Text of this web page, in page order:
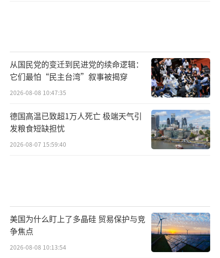
从国民党的变迁到民进党的续命逻辑：
它们最怕“民主台湾”叙事被揭穿
2026-08-08 10:47:35
德国高温已致超1万人死亡 极端天气引
发粮食短缺担忧
2026-08-07 15:59:40
美国为什么盯上了多晶硅 贸易保护与竞
争焦点
2026-08-08 10:13:54